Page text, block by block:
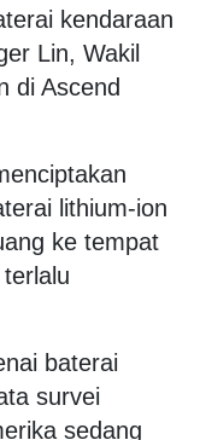
kendaraan
Lin, Wakil
di Ascend
lithium-ion
ke tempat
baterai
survei
sedang